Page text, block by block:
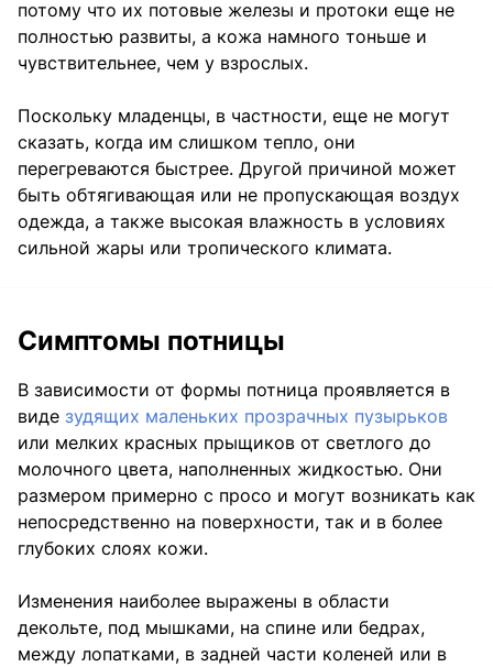
потому что их потовые железы и протоки еще не
полностью развиты, а кожа намного тоньше и
чувствительнее, чем у взрослых.
Поскольку младенцы, в частности, еще не могут
сказать, когда им слишком тепло, они
перегреваются быстрее. Другой причиной может
быть обтягивающая или не пропускающая воздух
одежда, а также высокая влажность в условиях
сильной жары или тропического климата.
Симптомы потницы
В зависимости от формы потница проявляется в
виде зудящих маленьких прозрачных пузырьков
или мелких красных прыщиков от светлого до
молочного цвета, наполненных жидкостью. Они
размером примерно с просо и могут возникать как
непосредственно на поверхности, так и в более
глубоких слоях кожи.
Изменения наиболее выражены в области
декольте, под мышками, на спине или бедрах,
между лопатками, в задней части коленей или в